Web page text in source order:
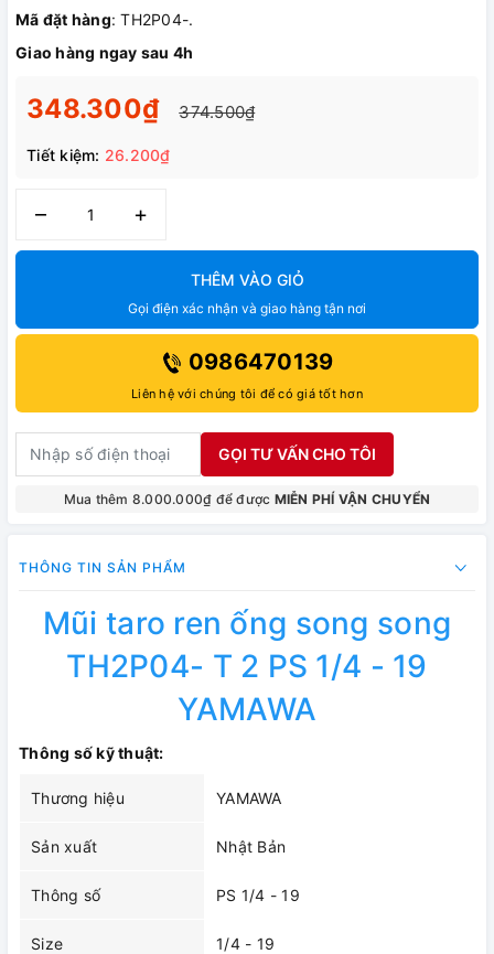
Mã đặt hàng: TH2P04-.
Giao hàng ngay sau 4h
348.300₫ 374.500₫
Tiết kiệm: 26.200₫
– +
THÊM VÀO GIỎ
Gọi điện xác nhận và giao hàng tận nơi
0986470139
Liên hệ với chúng tôi để có giá tốt hơn
GỌI TƯ VẤN CHO TÔI
Mua thêm 8.000.000₫ để được MIỄN PHÍ VẬN CHUYỂN
THÔNG TIN SẢN PHẨM
Mũi taro ren ống song song
TH2P04- T 2 PS 1/4 - 19
YAMAWA
Thông số kỹ thuật:
Thương hiệu YAMAWA
Sản xuất Nhật Bản
Thông số PS 1/4 - 19
Size 1/4 - 19